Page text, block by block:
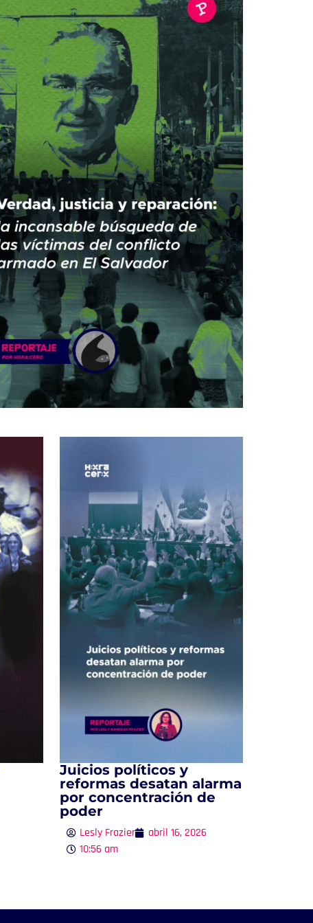
Juicios políticos y
reformas desatan alarma
por concentración de
poder
Lesly Frazier
abril 16, 2026
10:56 am